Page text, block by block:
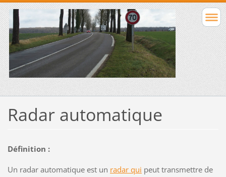
Radar automatique
Définition :
Un radar automatique est un radar qui peut transmettre de